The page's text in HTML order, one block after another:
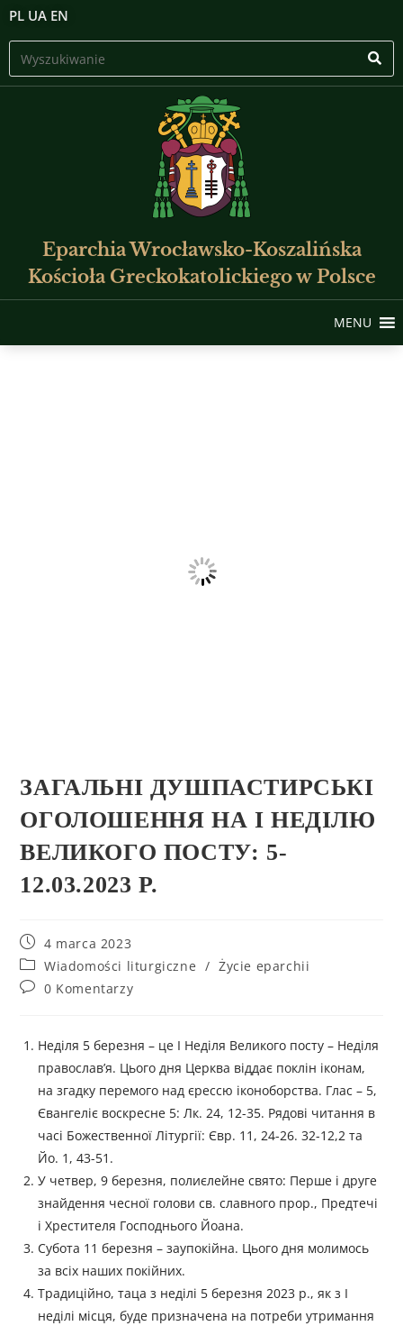
PL UA EN
Eparchia Wrocławsko-Koszalińska
Kościoła Greckokatolickiego w Polsce
MENU
ЗАГАЛЬНІ ДУШПАСТИРСЬКІ
ОГОЛОШЕННЯ НА І НЕДІЛЮ
ВЕЛИКОГО ПОСТУ: 5-
12.03.2023 Р.
4 marca 2023
Wiadomości liturgiczne / Życie eparchii
0 Komentarzy
Неділя 5 березня – це І Неділя Великого посту – Неділя
православ’я. Цього дня Церква віддає поклін іконам,
на згадку перемого над єрессю іконоборства. Глас – 5,
Євангеліє воскресне 5: Лк. 24, 12-35. Рядові читання в
часі Божественної Літургії: Євр. 11, 24-26. 32-12,2 та
Йо. 1, 43-51.
У четвер, 9 березня, полиєлейне свято: Перше і друге
знайдення чесної голови св. славного прор., Предтечі
і Хрестителя Господнього Йоана.
Субота 11 березня – заупокійна. Цього дня молимось
за всіх наших покійних.
Традиційно, таца з неділі 5 березня 2023 р., як з І
неділі місця, буде призначена на потреби утримання